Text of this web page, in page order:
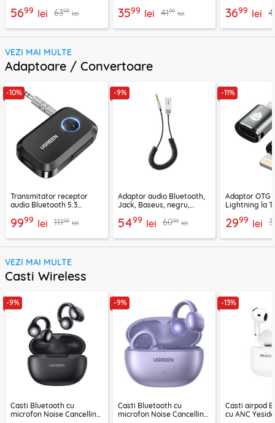
5699 lei 6399 lei 3599 lei 4199 lei 3699 lei
VEZI MAI MULTE
Adaptoare / Convertoare
-10%
Transmitator receptor
audio Bluetooth 5.3
9999 lei 11199 lei
-9%
Adaptor audio Bluetooth,
Jack, Baseus, negru,
5499 lei 6099 lei
-11%
Adaptor OTG
Lightning la
2999 lei
VEZI MAI MULTE
Casti Wireless
-9%
Casti Bluetooth cu
microfon Noise Cancelling
-9%
Casti Bluetooth cu
microfon Noise Cancelling
-13%
Casti airpod
cu ANC